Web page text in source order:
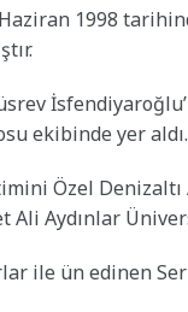
1998
ekibinde yer aldı.
Özel Denizaltı
Ali Aydınlar
ile ün edinen